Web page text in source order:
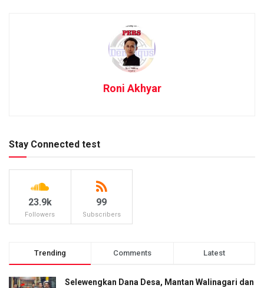
Roni Akhyar
Stay Connected test
23.9k
Followers
99
Subscribers
Trending Comments Latest
Selewengkan Dana Desa, Mantan Walinagari dan